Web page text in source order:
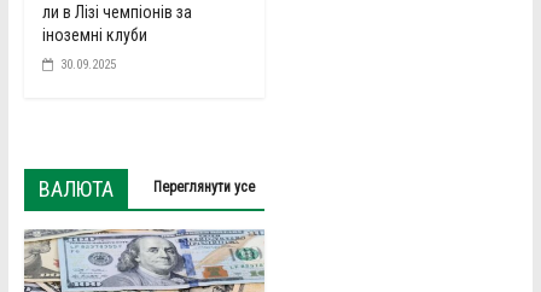
ли в Лізі чемпіонів за
іноземні клуби
30.09.2025
ВАЛЮТА Переглянути усе